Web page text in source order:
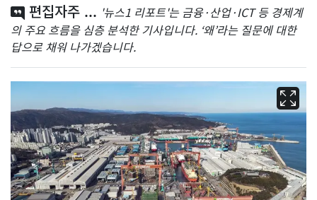
편집자주 ... '뉴스1 리포트'는 금융·산업·ICT 등 경제계
의 주요 흐름을 심층 분석한 기사입니다. ‘왜’라는 질문에 대한
답으로 채워 나가겠습니다.